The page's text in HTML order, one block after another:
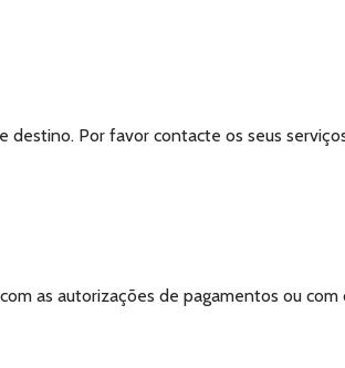
destino. Por favor contacte os seus
as autorizações de pagamentos ou com